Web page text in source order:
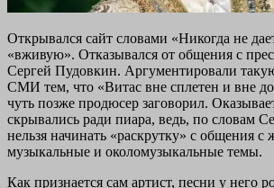
Открывался сайт словами «Никогда не
«вживую». Отказывался от общения с
Сергей Пудовкин. Аргументировали
СМИ тем, что «Витас вне сплетен и вне
чуть позже продюсер заговорил.
скрывались ради пиара, ведь, по словам
нельзя начинать «раскрутку» с общения с
музыкальные и околомузыкальные темы.
Как признается сам артист, песни у него